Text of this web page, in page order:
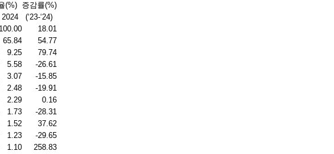
(%)
증감률(%)
(‘23-‘24)
2024
18.01
65.84
54.77
9.25
79.74
5.58
-26.61
3.07
-15.85
2.48
-19.91
2.29
0.16
1.73
-28.31
1.52
37.62
1.23
-29.65
1.10
258.83